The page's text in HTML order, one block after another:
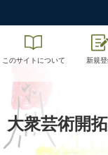
このサイトについて 新規
大衆芸術開